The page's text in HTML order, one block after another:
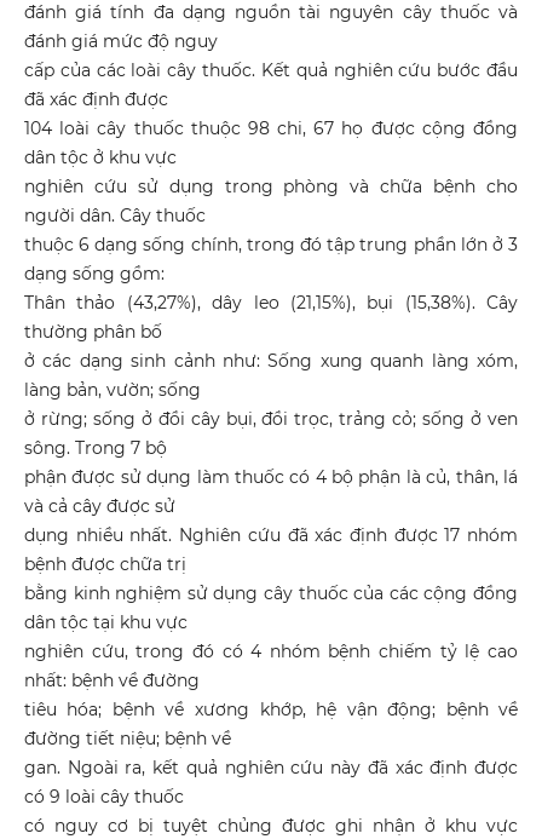
đánh giá tính đa dạng nguồn tài nguyên cây thuốc và
đánh giá mức độ nguy
cấp của các loài cây thuốc. Kết quả nghiên cứu bước đầu
đã xác định được
104 loài cây thuốc thuộc 98 chi, 67 họ được cộng đồng
dân tộc ở khu vực
nghiên cứu sử dụng trong phòng và chữa bệnh cho
người dân. Cây thuốc
thuộc 6 dạng sống chính, trong đó tập trung phần lớn ở 3
dạng sống gồm:
Thân thảo (43,27%), dây leo (21,15%), bụi (15,38%). Cây
thường phân bố
ở các dạng sinh cảnh như: Sống xung quanh làng xóm,
làng bản, vườn; sống
ở rừng; sống ở đồi cây bụi, đồi trọc, trảng cỏ; sống ở ven
sông. Trong 7 bộ
phận được sử dụng làm thuốc có 4 bộ phận là củ, thân, lá
và cả cây được sử
dụng nhiều nhất. Nghiên cứu đã xác định được 17 nhóm
bệnh được chữa trị
bằng kinh nghiệm sử dụng cây thuốc của các cộng đồng
dân tộc tại khu vực
nghiên cứu, trong đó có 4 nhóm bệnh chiếm tỷ lệ cao
nhất: bệnh về đường
tiêu hóa; bệnh về xương khớp, hệ vận động; bệnh về
đường tiết niệu; bệnh về
gan. Ngoài ra, kết quả nghiên cứu này đã xác định được
có 9 loài cây thuốc
có nguy cơ bị tuyệt chủng được ghi nhận ở khu vực